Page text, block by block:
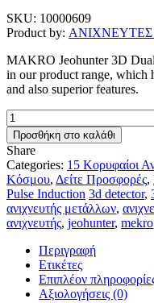
3.800,00 €.
SKU: 10000609
Product by:
MAKRO Jeohunter 3D
in our product range, which
and also superior features.
JEOHUNTER
3D
DUAL
SYSTEM
METAL
DETECTOR
+
MAKRO
POINTER
GIFT
ποσότητα
Προσθήκη στο καλάθι
Share
Categories: 15 Κορυφαίοι
Κόσμου, Δείτε Προσφορές,
Pulse Induction 3d detector,
ανιχνευτής μετάλλων,
ανιχνευτής, jeohunter, mekro
Περιγραφή
Ετικέτες
Επιπλέον
Αξιολογήσεις (0)